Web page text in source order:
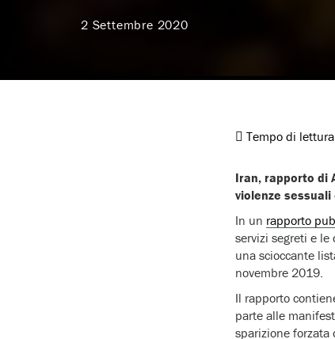
2 Settembre 2020
Tempo di
Iran, rapporto di
violenze
In un rapporto
servizi segreti e
una scioccante
novembre 2019.
Il rapporto
parte alle
sparizione forzata